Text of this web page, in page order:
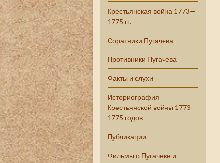
Крестьянская война 1773—
1775 гг.
Соратники Пугачева
Противники Пугачева
Факты и слухи
Историография
Крестьянской войны 1773—
1775 годов
Публикации
Фильмы о Пугачеве и